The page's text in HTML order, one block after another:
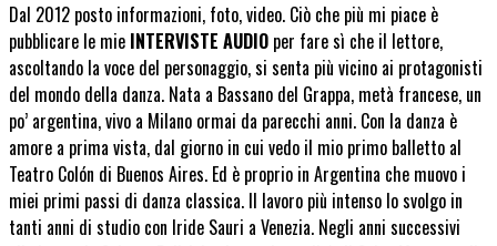
Dal 2012 posto informazioni, foto, video. Ciò che più mi piace è
pubblicare le mie INTERVISTE AUDIO per fare sì che il lettore,
ascoltando la voce del personaggio, si senta più vicino ai protagonisti
del mondo della danza. Nata a Bassano del Grappa, metà francese, un
po’ argentina, vivo a Milano ormai da parecchi anni. Con la danza è
amore a prima vista, dal giorno in cui vedo il mio primo balletto al
Teatro Colón di Buenos Aires. Ed è proprio in Argentina che muovo i
miei primi passi di danza classica. Il lavoro più intenso lo svolgo in
tanti anni di studio con Iride Sauri a Venezia. Negli anni successivi